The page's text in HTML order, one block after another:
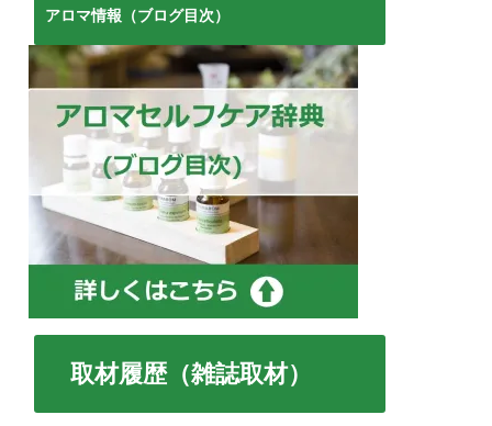
アロマ情報（ブログ目次）
取材履歴（雑誌取材）